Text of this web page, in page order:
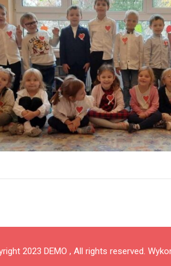
2023 DEMO , All rights reserved.